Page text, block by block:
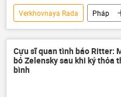
Verkhovnaya Rada Pháp
Thế giới
Quân đội
Vladimir Zelensky
Nga
Lev Tolstoy
Đức Quốc
Cựu sĩ quan tình báo Ritter:
bỏ Zelensky sau khi ký thỏa
bình